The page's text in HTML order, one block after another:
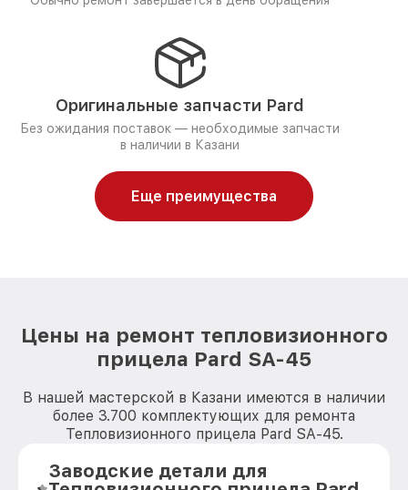
Оригинальные запчасти Pard
Без ожидания поставок — необходимые запчасти
в наличии в Казани
Еще преимущества
Цены на ремонт тепловизионного
прицела Pard SA-45
В нашей мастерской в Казани имеются в наличии
более 3.700 комплектующих для ремонта
Тепловизионного прицела Pard SA-45.
Заводские детали для